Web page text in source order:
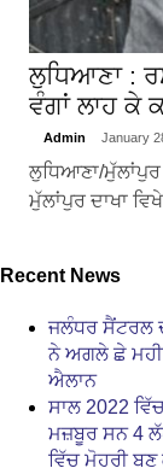
ਲੁਧਿਆਣਾ :
ਵੰਗਾਂ ਲਾਹ ਕੇ
Admin January
ਲੁਧਿਆਣਾ/ਮੁੱਲਾਂਪੁਰ
ਮੁੱਲਾਂਪੁਰ ਦਾਖਾ
Recent News
ਜਲੰਧਰ ਸੈਂਟਰਲ
ਨੇ ਅਗਲੇ ਛੇ
ਐਲਾਨ
ਸਾਲ 2022
ਮਜ਼ਬੂਰ ਸਨ 4
ਵਿੱਚ ਮੋਹਰੀ